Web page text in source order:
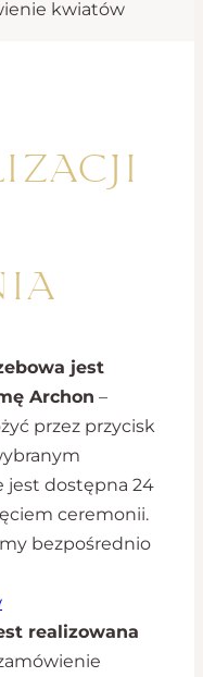
kwiatów
jest
Archon –
przez przycisk
jest dostępna 24
ceremonii.
bezpośrednio
realizowana